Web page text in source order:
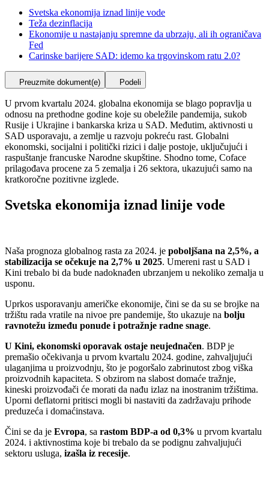
Svetska ekonomija iznad linije vode
Teža dezinflacija
Ekonomije u nastajanju spremne da ubrzaju, ali ih ograničava
Fed
Carinske barijere SAD: idemo ka trgovinskom ratu 2.0?
Preuzmite dokument(e) Podeli
U prvom kvartalu 2024. globalna ekonomija se blago popravlja u
odnosu na prethodne godine koje su obeležile pandemija, sukob
Rusije i Ukrajine i bankarska kriza u SAD. Međutim, aktivnosti u
SAD usporavaju, a zemlje u razvoju pokreću rast. Globalni
ekonomski, socijalni i politički rizici i dalje postoje, uključujući i
raspuštanje francuske Narodne skupštine. Shodno tome, Coface
prilagođava procene za 5 zemalja i 26 sektora, ukazujući samo na
kratkoročne pozitivne izglede.
Svetska ekonomija iznad linije vode
Naša prognoza globalnog rasta za 2024. je poboljšana na 2,5%, a
stabilizacija se očekuje na 2,7% u 2025. Umereni rast u SAD i
Kini trebalo bi da bude nadoknađen ubrzanjem u nekoliko zemalja u
usponu.
Uprkos usporavanju američke ekonomije, čini se da su se brojke na
tržištu rada vratile na nivoe pre pandemije, što ukazuje na bolju
ravnotežu između ponude i potražnje radne snage.
U Kini, ekonomski oporavak ostaje neujednačen. BDP je
premašio očekivanja u prvom kvartalu 2024. godine, zahvaljujući
ulaganjima u proizvodnju, što je pogoršalo zabrinutost zbog viška
proizvodnih kapaciteta. S obzirom na slabost domaće tražnje,
kineski proizvođači će morati da nađu izlaz na inostranim tržištima.
Uporni deflatorni pritisci mogli bi nastaviti da zadržavaju prihode
preduzeća i domaćinstava.
Čini se da je Evropa, sa rastom BDP-a od 0,3% u prvom kvartalu
2024. i aktivnostima koje bi trebalo da se podignu zahvaljujući
sektoru usluga, izašla iz recesije.